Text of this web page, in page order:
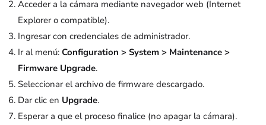
Acceder a la cámara mediante navegador web (Internet
Explorer o compatible).
Ingresar con credenciales de administrador.
Ir al menú: Configuration > System > Maintenance >
Firmware Upgrade.
Seleccionar el archivo de firmware descargado.
Dar clic en Upgrade.
Esperar a que el proceso finalice (no apagar la cámara).